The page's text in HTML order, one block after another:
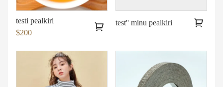
testi pealkiri
$200
test'' minu pealkiri